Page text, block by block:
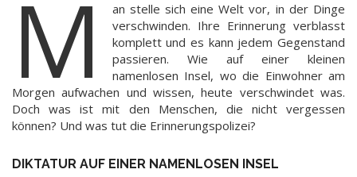
M
an stelle sich eine Welt vor, in der Dinge
verschwinden. Ihre Erinnerung verblasst
komplett und es kann jedem Gegenstand
passieren. Wie auf einer kleinen
namenlosen Insel, wo die Einwohner am
Morgen aufwachen und wissen, heute verschwindet was.
Doch was ist mit den Menschen, die nicht vergessen
können? Und was tut die Erinnerungspolizei?
DIKTATUR AUF EINER NAMENLOSEN INSEL